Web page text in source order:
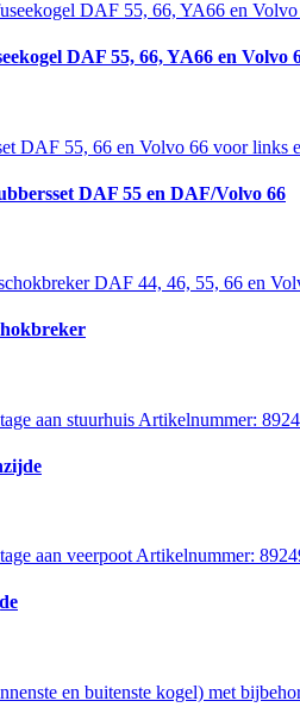
DAF 55, 66, YA66 en Volvo
DAF 55 en DAF/Volvo 66